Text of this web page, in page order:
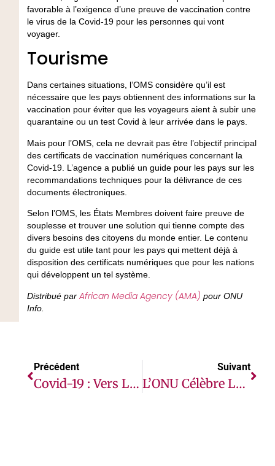
favorable à l’exigence d’une preuve de vaccination contre
le virus de la Covid-19 pour les personnes qui vont
voyager.
Tourisme
Dans certaines situations, l’OMS considère qu’il est
nécessaire que les pays obtiennent des informations sur la
vaccination pour éviter que les voyageurs aient à subir une
quarantaine ou un test Covid à leur arrivée dans le pays.
Mais pour l’OMS, cela ne devrait pas être l’objectif principal
des certificats de vaccination numériques concernant la
Covid-19. L’agence a publié un guide pour les pays sur les
recommandations techniques pour la délivrance de ces
documents électroniques.
Selon l’OMS, les États Membres doivent faire preuve de
souplesse et trouver une solution qui tienne compte des
divers besoins des citoyens du monde entier. Le contenu
du guide est utile tant pour les pays qui mettent déjà à
disposition des certificats numériques que pour les nations
qui développent un tel système.
Distribué par African Media Agency (AMA) pour ONU
Info.
Précédent
Covid-19 : Vers La Fin Du Pic De La Troisième Vague En Afrique, Selon L’OMS
Suivant
L’ONU Célèbre La Première Journée Internationale Des Personnes D’ascendance Africaine